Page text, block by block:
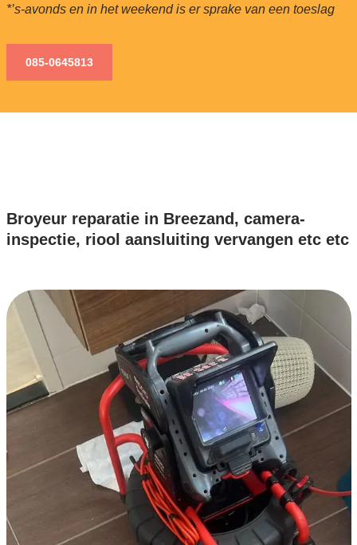
*’s-avonds en in het weekend is er sprake van een toeslag
085-0645813
Broyeur reparatie in Breezand, camera-
inspectie, riool aansluiting vervangen etc etc